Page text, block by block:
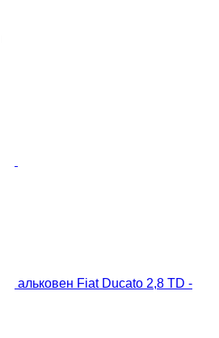
альковен Fiat Ducato 2,8 TD -